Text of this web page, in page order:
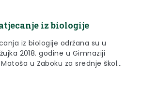
iz biologije
iz biologije održana su u
2018. godine u Gimnaziji
u Zaboku za srednje škole i